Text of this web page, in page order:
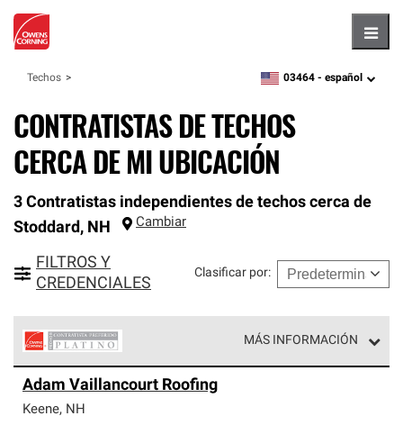
Techos zipcode,language
03464 - español
CONTRATISTAS DE TECHOS
CERCA DE MI UBICACIÓN
3 Contratistas independientes de techos cerca de
Stoddard, NH Cambiar
FILTROS Y
CREDENCIALES
Clasificar por:
MÁS INFORMACIÓN
Corning constituyen el nivel superior de nuestra red
exclusiva y cumplen con estándares estrictos de
Adam Vaillancourt Roofing
Keene, NH